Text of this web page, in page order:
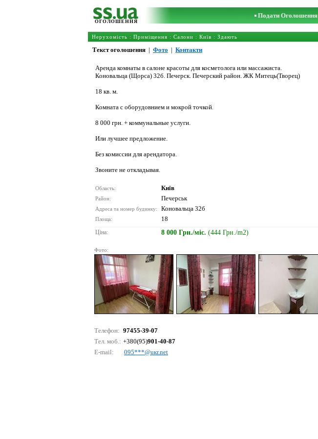
ОГОЛОШЕННЯ
Подати Оголошення
Нерухомість : Приміщення : Салони : Київ : Здають
Текст оголошення | Фото | Контакти
Аренда комнаты в салоне красоты для косметолога или массажиста.
Коновальца (Щорса) 32б. Печерск. Печерский район. ЖК Митець(Творец)
18 кв. м.
Комната с оборудовнием и мокрой точкой.
8 000 грн. + коммунальные услуги.
Или лучшее предложение.
Без комиссии для арендатора.
Звоните не откладывая.
Область: Київ
Район: Печерськ
Адреса та номер будинку: Коновальца 32б
Площа: 18
Ціна: 8 000 Грн./міс. (444 Грн./m2)
Фото:
Телефон: 97455-39-07
Тел. моб.: +380(95)901-40-87
E-mail:
095***@uкr.nеt